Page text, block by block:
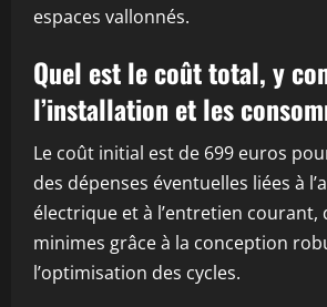
espaces vallonnés.
Quel est le coût total, y
l’installation et les
Le coût initial est de 699 euros
des dépenses éventuelles liées à
électrique et à l’entretien courant,
minimes grâce à la conception
l’optimisation des cycles.